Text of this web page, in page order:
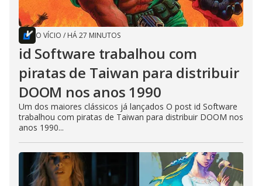
O VÍCIO / HÁ 27 MINUTOS
id Software trabalhou com
piratas de Taiwan para distribuir
DOOM nos anos 1990
Um dos maiores clássicos já lançados O post id Software
trabalhou com piratas de Taiwan para distribuir DOOM nos
anos 1990...